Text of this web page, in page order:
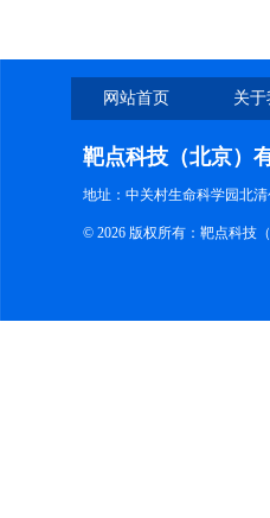
网站首页 关
靶点科技（北京）
地址：中关村生命科学园北
© 2026 版权所有：靶点科技